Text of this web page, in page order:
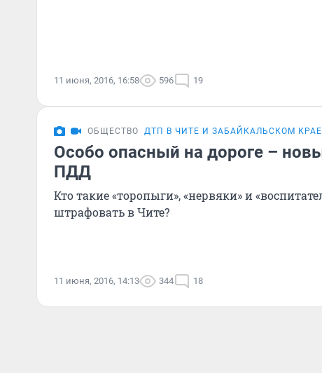
11 июня, 2016, 16:58 596 19
ОБЩЕСТВО ДТП В ЧИТЕ И ЗАБАЙКАЛЬСКОМ КРАЕ
Особо опасный на дороге –
ПДД
Кто такие «торопыги», «нервяки» и
штрафовать в Чите?
11 июня, 2016, 14:13 344 18